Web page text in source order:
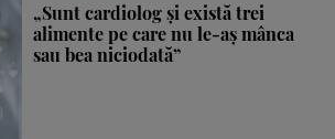
„Sunt cardiolog și există trei
alimente pe care nu le-aș mânca
sau bea niciodată”